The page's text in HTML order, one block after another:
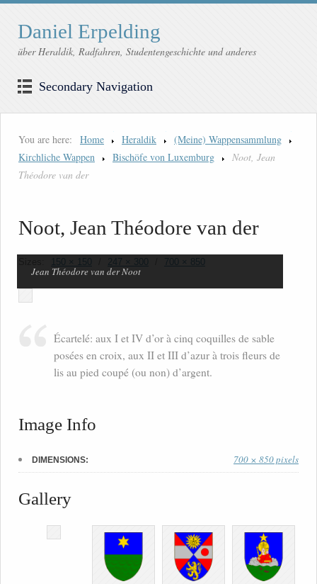
Daniel Erpelding
über Heraldik, Radfahren, Studentengeschichte und anderes
Secondary Navigation
You are here: Home Heraldik
(Meine) Wappensammlung
Kirchliche Wappen
Bischöfe von Luxemburg
Noot, Jean
Théodore van der
Noot, Jean Théodore van der
150 × 150 247 × 300 700 × 850
Jean Théodore van der Noot
Écartelé: aux I et IV d’or à cinq coquilles de sable
posées en croix, aux II et III d’azur à trois fleurs de
lis au pied coupé (ou non) d’argent.
Image Info
DIMENSIONS: 700 × 850 pixels
Gallery